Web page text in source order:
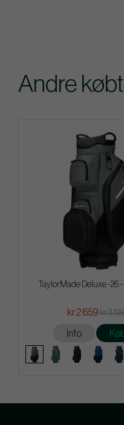
Andre
TaylorMade Deluxe -26
kr.2 659 kr.3 199
Info